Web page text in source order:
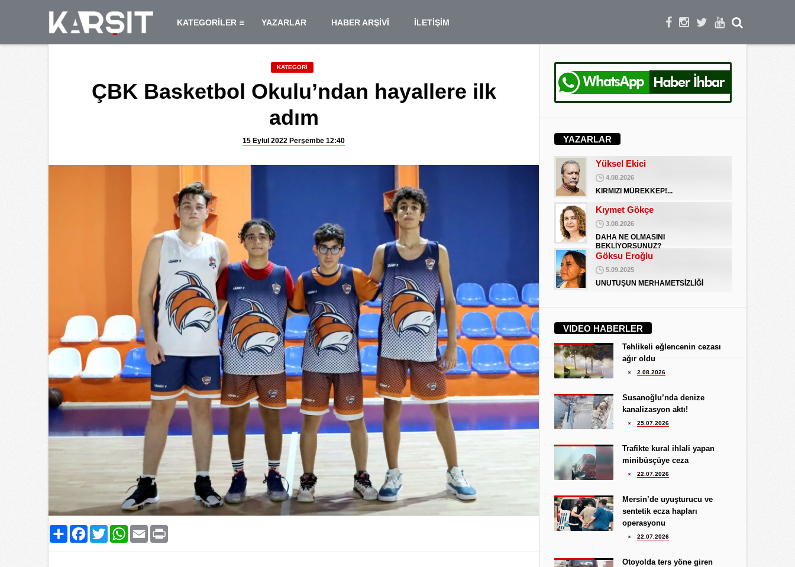
KATEGORİLER YAZARLAR HABER ARŞİVİ İLETİŞİM
KATEGORİ
ÇBK Basketbol Okulu’ndan hayallere ilk
adım
15 Eylül 2022 Perşembe 12:40
PaylaşFacebook
TwitterWhatsApp
Email
YAZARLAR
Hediye Eroğlu
3.08.2026
Koray Ünlü
BATSIN BU DÜNYA
Yüksel Ekici
4.08.2026
KIRMIZI MÜREKKEP!...
Kıymet Gökçe
3.08.2026
DAHA NE OLMASINI
BEKLİYORSUNUZ?
Göksu Eroğlu
5.09.2025
UNUTUŞUN MERHAMETSİZLİĞİ
İŞGALCİ GÖRÜNÜMLÜ HALK!
Koray Ünlü
10.09.2024
BATSIN BU DÜNYA
Yüksel Ekici
4.08.2026
KIRMIZI MÜREKKEP!...
3.08.2026
DAHA NE OLMASINI
BEKLİYORSUNUZ?
5.09.2025
UNUTUŞUN MERHAMETSİZLİĞİ
Hediye Eroğlu
İŞGALCİ GÖRÜNÜMLÜ HALK!
VIDEO HABERLER
Tehlikeli eğlencenin cezası
ağır oldu
2.08.2026
Susanoğlu’nda denize
kanalizasyon aktı!
25.07.2026
Trafikte kural ihlali yapan
minibüsçüye ceza
22.07.2026
Mersin’de uyuşturucu ve
sentetik ecza hapları
operasyonu
22.07.2026
Otoyolda ters yöne giren